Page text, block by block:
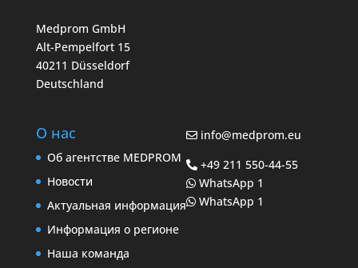
Medprom GmbH
Alt-Pempelfort 15
40211 Düsseldorf
Deutschland
О нас
Об агентстве MEDPROM
Новости
Актуальная информация
Информация о регионе
Наша команда
info@medprom.eu
+49 211 550-44-55
WhatsApp 1
WhatsApp 1